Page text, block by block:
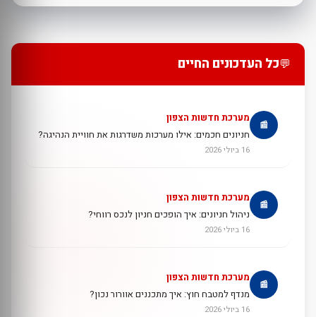
💬כל העדכונים החיים
📰
מערכת חדשות הצפון
חניונים חכמים: אילו מערכות משדרגות את חוויית הנהיגה?
16 ביולי 2026
📰
מערכת חדשות הצפון
ניהול חניונים: איך הופכים חניון לנכס רווחי?
16 ביולי 2026
📰
מערכת חדשות הצפון
מנדף למטבח חוץ: איך מתכננים אוורור נכון?
16 ביולי 2026